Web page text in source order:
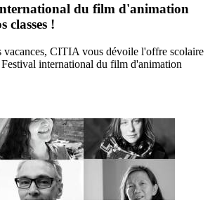
du film d'animation
classes !
vacances, CITIA vous dévoile l'offre scolaire
international du film d'animation